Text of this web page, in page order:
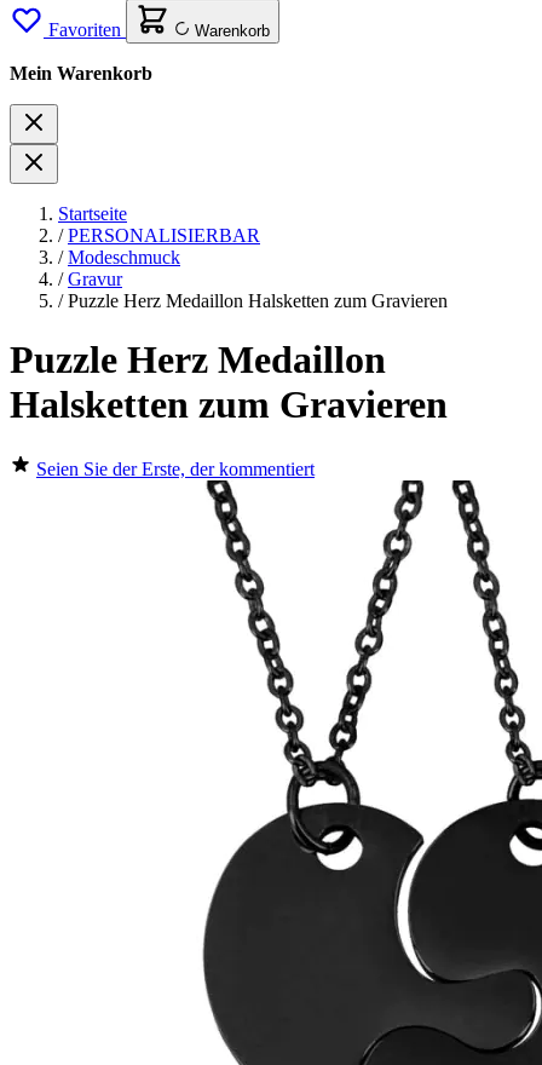
Favoriten Warenkorb
Mein Warenkorb
Startseite
/ PERSONALISIERBAR
/ Modeschmuck
/ Gravur
/ Puzzle Herz Medaillon Halsketten zum Gravieren
Puzzle Herz Medaillon
Halsketten zum Gravieren
Seien Sie der Erste, der kommentiert